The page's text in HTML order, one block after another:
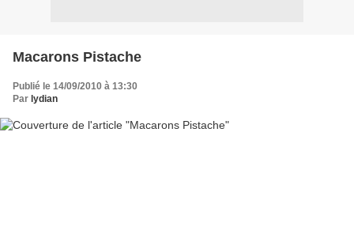
Macarons Pistache
Publié le 14/09/2010 à 13:30
Par lydian